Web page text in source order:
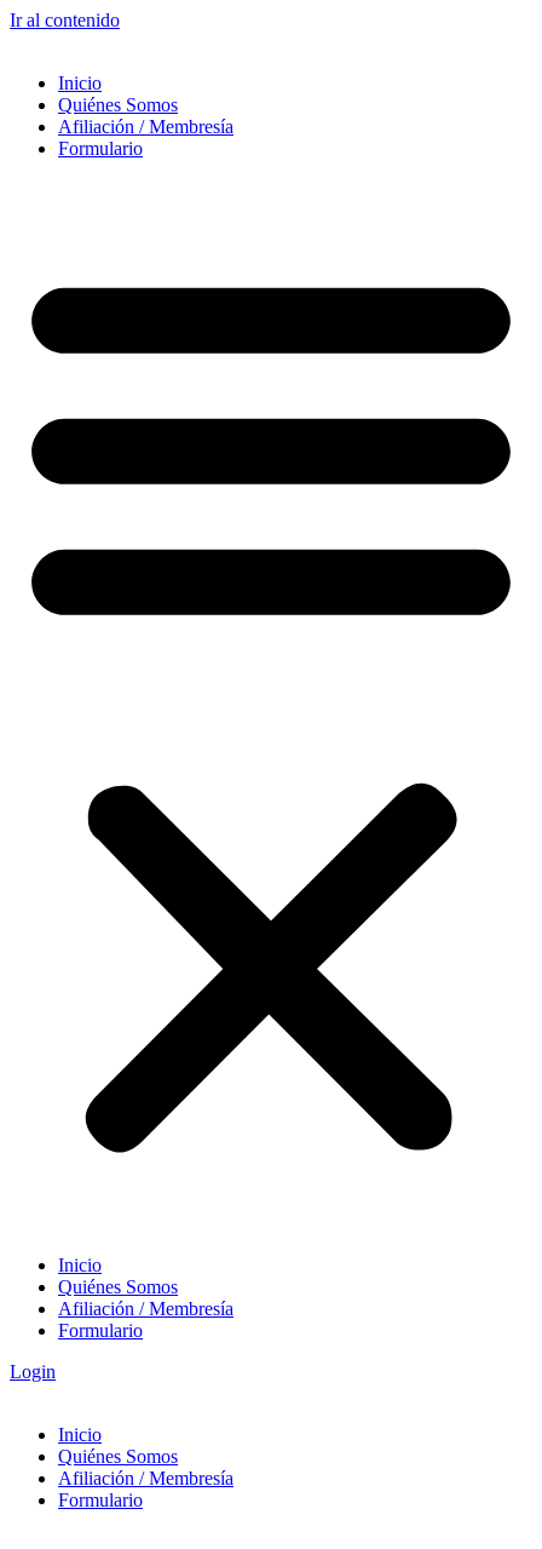
Ir al contenido
Inicio
Quiénes Somos
Afiliación / Membresía
Formulario
Inicio
Quiénes Somos
Afiliación / Membresía
Formulario
Login
Inicio
Quiénes Somos
Afiliación / Membresía
Formulario